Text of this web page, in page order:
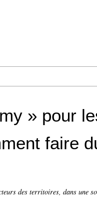
» pour
faire
des territoires, dans une